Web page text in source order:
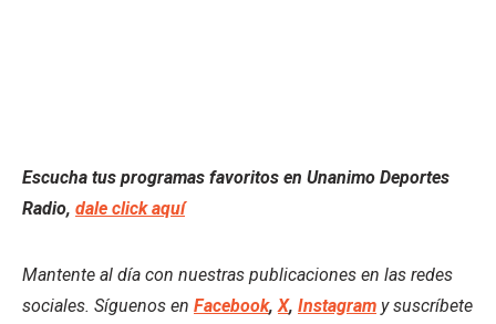
Escucha tus programas favoritos en Unanimo Deportes
Radio, dale click aquí
Mantente al día con nuestras publicaciones en las redes
sociales. Síguenos en Facebook,X, Instagram y suscríbete